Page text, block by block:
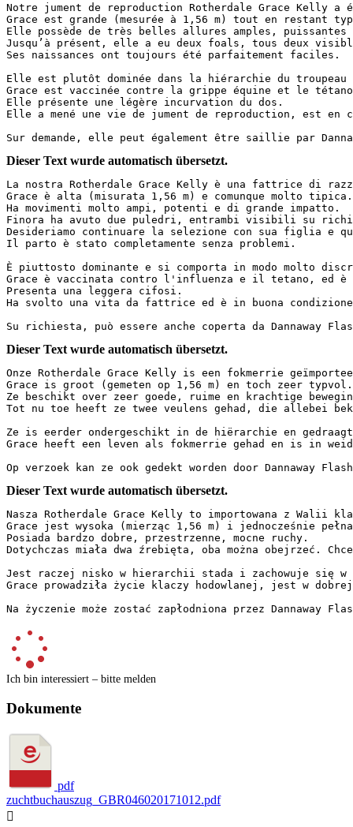
Notre jument de reproduction Rotherdale Grace Kelly
Grace est grande (mesurée à 1,56 m) tout en restant
Elle possède de très belles allures amples,
Jusqu’à présent, elle a eu deux foals, tous deux
Ses naissances ont toujours été parfaitement faciles.
Elle est plutôt dominée dans la hiérarchie du
Grace est vaccinée contre la grippe équine et le
Elle présente une légère incurvation du dos.
Elle a mené une vie de jument de reproduction, est
Sur demande, elle peut également être saillie par
Dieser Text wurde automatisch übersetzt.
La nostra Rotherdale Grace Kelly è una fattrice di
Grace è alta (misurata 1,56 m) e comunque molto
Ha movimenti molto ampi, potenti e di grande impatto.
Finora ha avuto due puledri, entrambi visibili su
Desideriamo continuare la selezione con sua figlia e
Il parto è stato completamente senza problemi.
È piuttosto dominante e si comporta in modo molto
Grace è vaccinata contro l'influenza e il tetano, ed
Presenta una leggera cifosi.
Ha svolto una vita da fattrice ed è in buona
Su richiesta, può essere anche coperta da Dannaway
Dieser Text wurde automatisch übersetzt.
Onze Rotherdale Grace Kelly is een fokmerrie
Grace is groot (gemeten op 1,56 m) en toch zeer
Ze beschikt over zeer goede, ruime en krachtige
Tot nu toe heeft ze twee veulens gehad, die allebei
Ze is eerder ondergeschikt in de hiërarchie en
Grace heeft een leven als fokmerrie gehad en is in
Op verzoek kan ze ook gedekt worden door Dannaway
Dieser Text wurde automatisch übersetzt.
Nasza Rotherdale Grace Kelly to importowana z Walii
Grace jest wysoka (mierząc 1,56 m) i jednocześnie
Posiada bardzo dobre, przestrzenne, mocne ruchy.
Dotychczas miała dwa źrebięta, oba można obejrzeć.
Jest raczej nisko w hierarchii stada i zachowuje się w
Grace prowadziła życie klaczy hodowlanej, jest w
Na życzenie może zostać zapłodniona przez Dannaway
Ich bin interessiert – bitte melden
Dokumente
pdf
zuchtbuchauszug_GBR046020171012.pdf
